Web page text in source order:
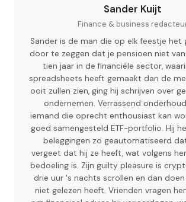
Sander Kuijt
Finance & business
Sander is de man die op elk feestje het
door te zeggen dat je pensioen niet
tien jaar in de financiële sector,
spreadsheets heeft gemaakt dan de
ooit zullen zien, ging hij schrijven over
ondernemen. Verrassend
iemand die oprecht enthousiast kan
goed samengesteld ETF-portfolio. Hij
beleggingen zo geautomatiseerd
vergeet dat hij ze heeft, wat volgens
bedoeling is. Zijn guilty pleasure is
drie uur 's nachts scrollen en dan
niet gelezen heeft. Vrienden vragen